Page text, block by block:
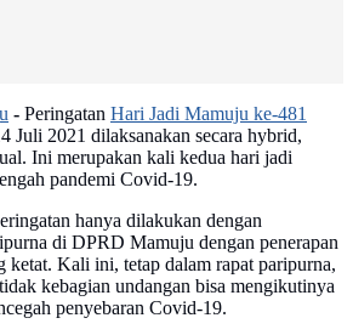
- Peringatan Hari Jadi Mamuju ke-481
Juli 2021 dilaksanakan secara hybrid,
Ini merupakan kali kedua hari jadi
pandemi Covid-19.
hanya dilakukan dengan
di DPRD Mamuju dengan penerapan
ketat. Kali ini, tetap dalam rapat paripurna,
kebagian undangan bisa mengikutinya
penyebaran Covid-19.